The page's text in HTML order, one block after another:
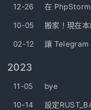
12-26
在
10-05
搬家！現在
02-12
2023
11-05
bye
10-14
設定